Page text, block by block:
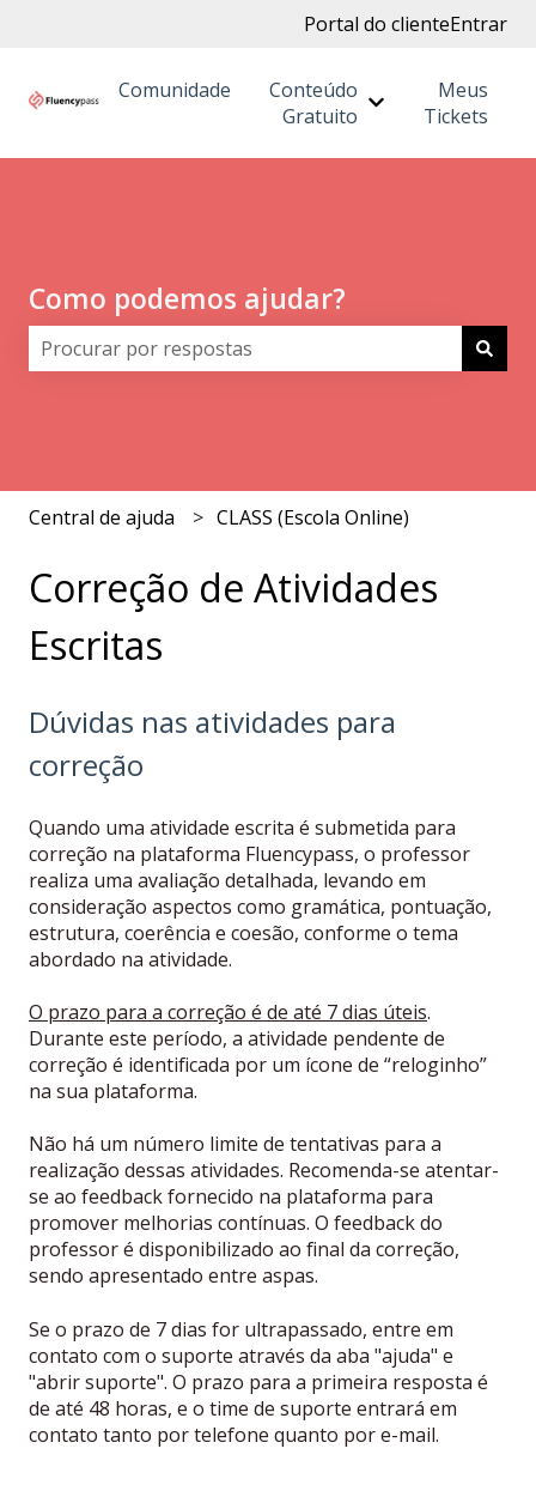
Portal do clienteEntrar
Comunidade
Conteúdo
Gratuito
Mostrar
Meus
Tickets
Como podemos ajudar?
Central de ajuda CLASS (Escola Online)
Correção de Atividades
Escritas
Dúvidas nas atividades para
correção
Quando uma atividade escrita é submetida para
correção na plataforma Fluencypass, o professor
realiza uma avaliação detalhada, levando em
consideração aspectos como gramática, pontuação,
estrutura, coerência e coesão, conforme o tema
abordado na atividade.
O prazo para a correção é de até 7 dias úteis.
Durante este período, a atividade pendente de
correção é identificada por um ícone de “reloginho”
na sua plataforma.
Não há um número limite de tentativas para a
realização dessas atividades. Recomenda-se atentar-
se ao feedback fornecido na plataforma para
promover melhorias contínuas. O feedback do
professor é disponibilizado ao final da correção,
sendo apresentado entre aspas.
Se o prazo de 7 dias for ultrapassado, entre em
contato com o suporte através da aba "ajuda" e
"abrir suporte". O prazo para a primeira resposta é
de até 48 horas, e o time de suporte entrará em
contato tanto por telefone quanto por e-mail.